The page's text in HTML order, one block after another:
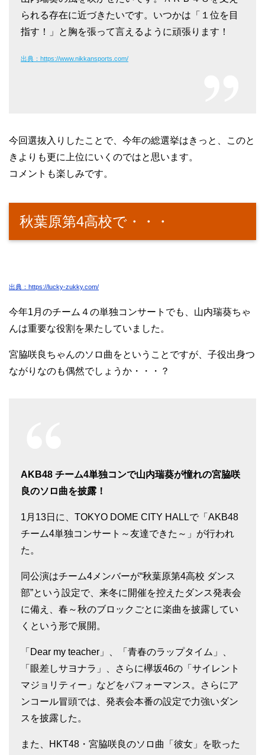
られる存在に近づきたいです。いつかは「１位を目
指す！」と胸を張って言えるように頑張ります！
出典：https://www.nikkansports.com/
今回選抜入りしたことで、今年の総選挙はきっと、このと
きよりも更に上位にいくのではと思います。
コメントも楽しみです。
秋葉原第4高校で・・・
出典：https://lucky-zukky.com/
今年1月のチーム４の単独コンサートでも、山内瑞葵ちゃ
んは重要な役割を果たしていました。
宮脇咲良ちゃんのソロ曲をということですが、子役出身つ
ながりなのも偶然でしょうか・・・？
AKB48 チーム4単独コンで山内瑞葵が憧れの宮脇咲
良のソロ曲を披露！
1月13日に、TOKYO DOME CITY HALLで「AKB48
チーム4単独コンサート～友達できた～」が行われ
た。
同公演はチーム4メンバーが“秋葉原第4高校 ダンス
部”という設定で、来冬に開催を控えたダンス発表会
に備え、春～秋のブロックごとに楽曲を披露してい
くという形で展開。
「Dear my teacher」、「青春のラップタイム」、
「眼差しサヨナラ」、さらに欅坂46の「サイレント
マジョリティー」などをパフォーマンス。さらにア
ンコール冒頭では、発表会本番の設定で力強いダン
スを披露した。
また、HKT48・宮脇咲良のソロ曲「彼女」を歌った